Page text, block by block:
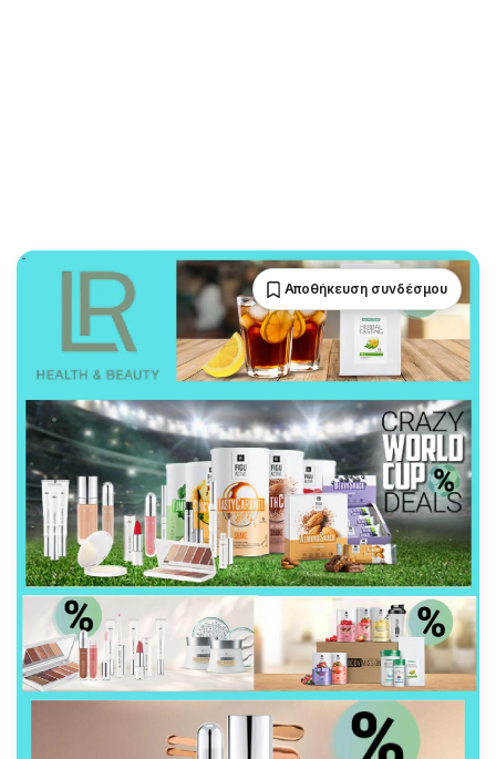
Αποθήκευση συνδέσμου